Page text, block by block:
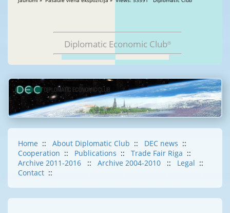
Diplomatic Economic Club®
Home :: About Diplomatic Club :: DEC news ::
Cooperation :: Publications :: Trade Fair Riga ::
Archive 2011-2016
:: Archive 2004-2010 :: Legal ::
Contact ::